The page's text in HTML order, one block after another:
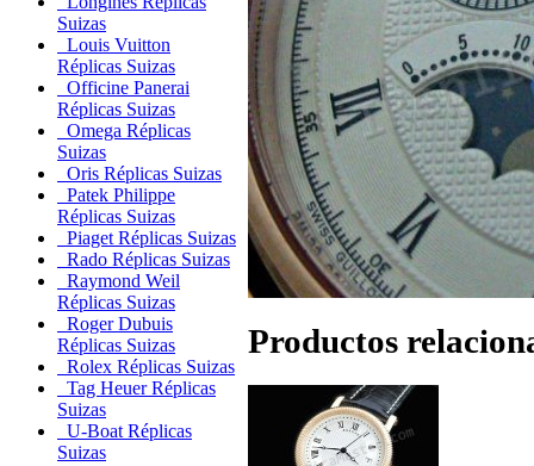
Suizas
Louis Vuitton
Réplicas Suizas
Officine Panerai
Réplicas Suizas
Omega Réplicas
Suizas
Oris Réplicas Suizas
Patek Philippe
Réplicas Suizas
Piaget Réplicas Suizas
Rado Réplicas Suizas
Raymond Weil
Réplicas Suizas
Roger Dubuis
Réplicas Suizas
Rolex Réplicas Suizas
Tag Heuer Réplicas
Suizas
U-Boat Réplicas
Suizas
Productos